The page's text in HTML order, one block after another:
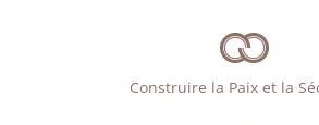
Construire la Paix et la